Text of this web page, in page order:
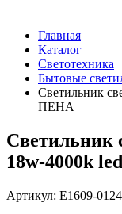
Главная
Каталог
Светотехника
Бытовые
Светильник
ПЕНА
Светильник
18w-4000k
Артикул: Е1609-0124